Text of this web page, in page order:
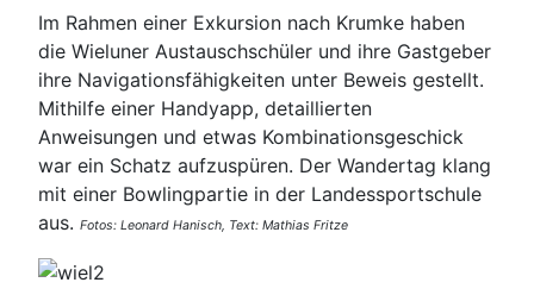
Im Rahmen einer Exkursion nach Krumke haben
die Wieluner Austauschschüler und ihre Gastgeber
ihre Navigationsfähigkeiten unter Beweis gestellt.
Mithilfe einer Handyapp, detaillierten
Anweisungen und etwas Kombinationsgeschick
war ein Schatz aufzuspüren. Der Wandertag klang
mit einer Bowlingpartie in der Landessportschule
aus. Fotos: Leonard Hanisch, Text: Mathias Fritze